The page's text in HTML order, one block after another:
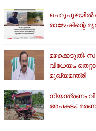
ചെറുപുഴയിൽ
രാജേഷിന്റെ
മഴക്കെടുതി:
വിധേയം;
മുഖ്യമന്ത്രി
നിയന്ത്രണം
അപകടം;